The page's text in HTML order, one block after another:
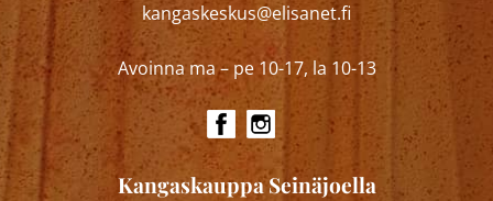
kangaskeskus@elisanet.fi
Avoinna ma – pe 10-17, la 10-13
Kangaskauppa Seinäjoella